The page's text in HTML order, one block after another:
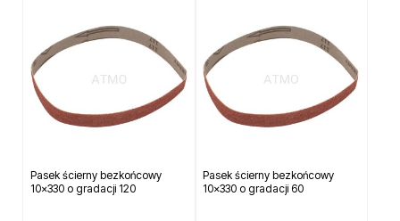
Pasek ścierny bezkońcowy
10x330 o gradacji 120
Pasek ścierny bezkońcowy
10x330 o gradacji 60